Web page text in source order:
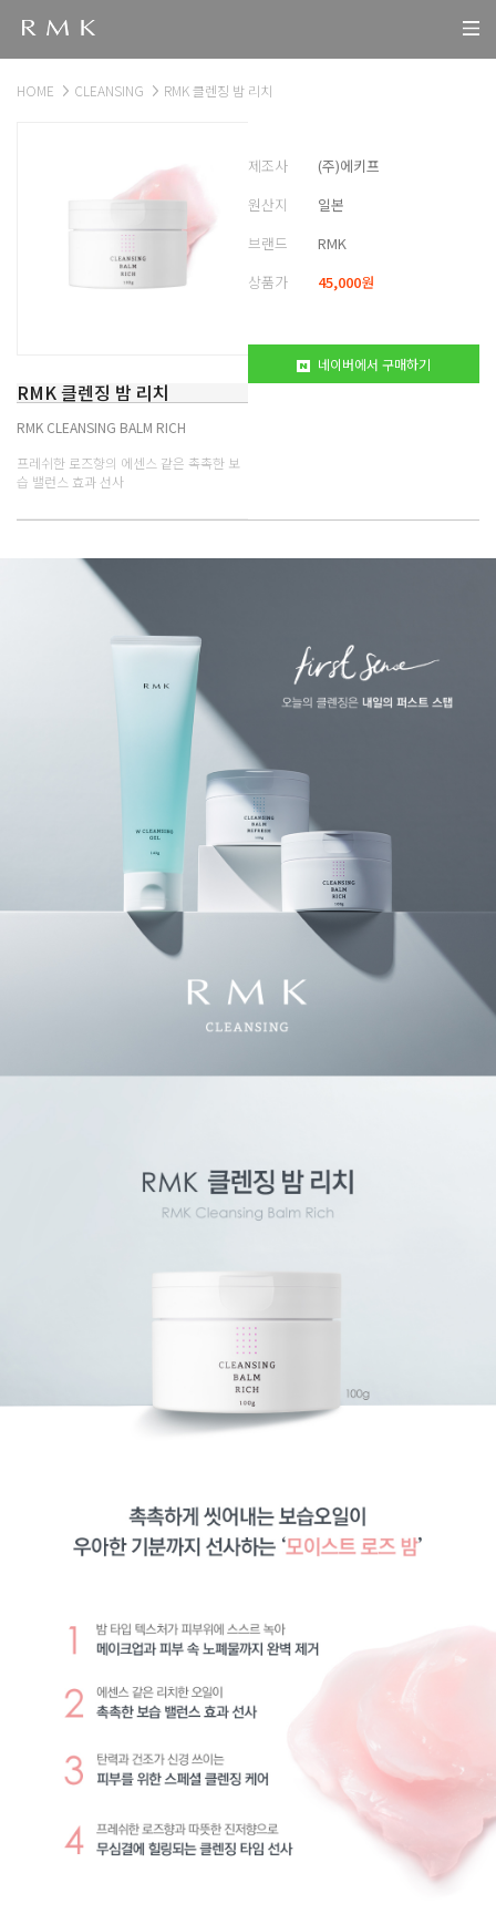
HOME CLEANSING RMK 클렌징 밤 리치
RMK 클렌징 밤 리치
RMK CLEANSING BALM RICH
프레쉬한 로즈향의 에센스 같은 촉촉한 보
습 밸런스 효과 선사
제조사
(주)에키프
원산지
일본
브랜드
RMK
상품가
45,000원
네이버에서 구매하기